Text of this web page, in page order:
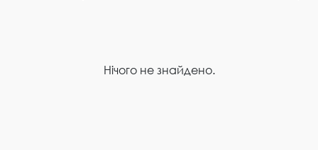
Нічого не знайдено.